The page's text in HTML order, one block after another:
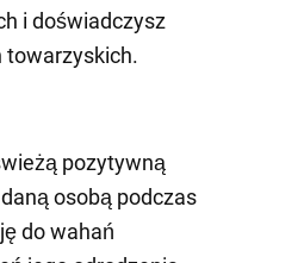
i doświadczysz
towarzyskich.
pozytywną
osobą podczas
do wahań